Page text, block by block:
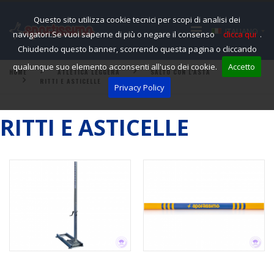
Questo sito utilizza cookie tecnici per scopi di analisi dei
navigatori.Se vuoi saperne di più o negare il consenso
clicca qui .
Chiudendo questo banner, scorrendo questa pagina o cliccando
qualunque suo elemento acconsenti all'uso dei cookie.
Accetto
Privacy Policy
ITALIANO
HOME ATLETICA LEGGERA
SALTO CON L'ASTA
RITTI E ASTICELLE
RITTI E ASTICELLE